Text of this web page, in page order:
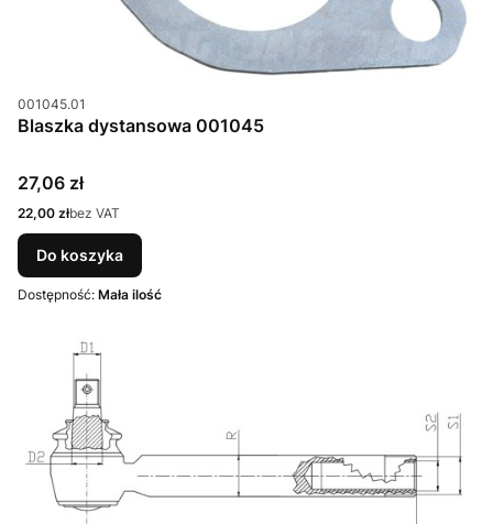
Kod produktu
001045.01
Blaszka dystansowa 001045
Cena
27,06 zł
Cena
22,00 złbez VAT
Do koszyka
Dostępność: Mała ilość